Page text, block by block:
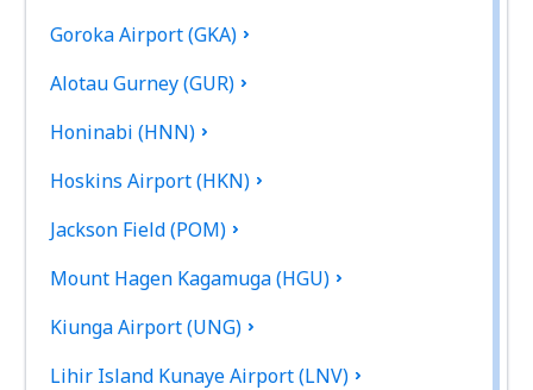
Goroka Airport (GKA)
Alotau Gurney (GUR)
Honinabi (HNN)
Hoskins Airport (HKN)
Jackson Field (POM)
Mount Hagen Kagamuga (HGU)
Kiunga Airport (UNG)
Lihir Island Kunaye Airport (LNV)